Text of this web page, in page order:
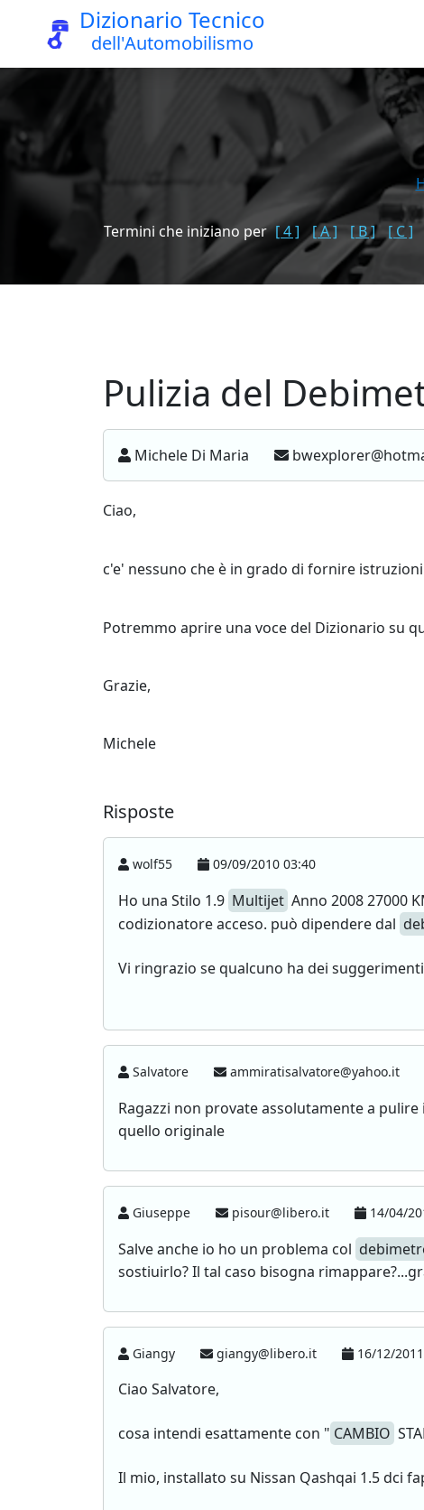
Dizionario Tecnico
dell'Automobilismo
Termini che iniziano per [ 4 ] [ A ] [ B ] [ C ]
Pulizia del
Michele Di Maria
Ciao,
c'e' nessuno che è in grado di fornire
Potremmo aprire una voce del Dizionario su
Grazie,
Michele
Risposte
wolf55 09/09/2010 03:40
Ho una Stilo 1.9 Multijet Anno 2008 27000
codizionatore acceso. può dipendere dal
Vi ringrazio se qualcuno ha dei
Salvatore ammiratisalvatore@yahoo.it
Ragazzi non provate assolutamente a pulire
quello originale
Giuseppe pisour@libero.it 14/04/
Salve anche io ho un problema col
sostiuirlo? Il tal caso bisogna
Giangy giangy@libero.it 16/12/
Ciao Salvatore,
cosa intendi esattamente con " CAMBIO
Il mio, installato su Nissan Qashqai 1.5 dci